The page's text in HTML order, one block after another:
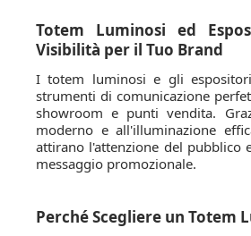
Totem Luminosi ed
Visibilità per il Tuo Brand
I totem luminosi e gli
strumenti di comunicazione
showroom e punti vendita.
moderno e all'illuminazione
attirano l'attenzione del pubblico
messaggio promozionale.
Perché Scegliere un Totem